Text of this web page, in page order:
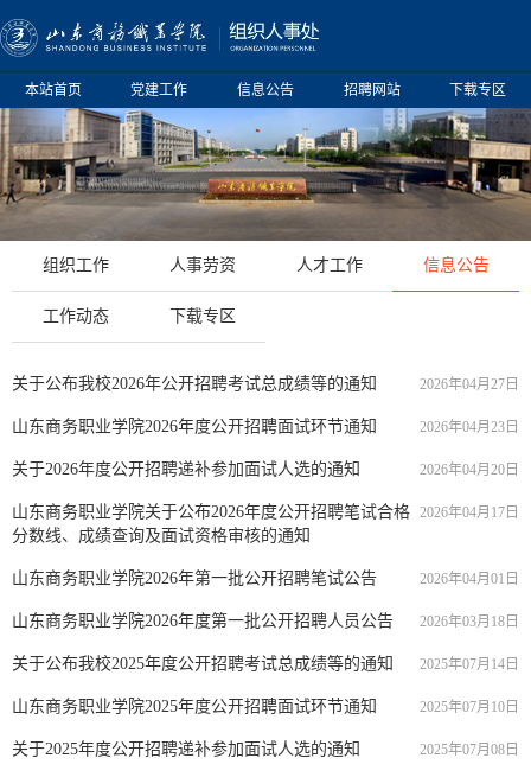
本站首页 党建工作 信息公告 招聘网站 下载专区
组织工作 人事劳资 人才工作 信息公告
工作动态 下载专区
关于公布我校2026年公开招聘考试总成绩等的通知 2026年04月27日
山东商务职业学院2026年度公开招聘面试环节通知 2026年04月23日
关于2026年度公开招聘递补参加面试人选的通知 2026年04月20日
山东商务职业学院关于公布2026年度公开招聘笔试合格
分数线、成绩查询及面试资格审核的通知
2026年04月17日
山东商务职业学院2026年第一批公开招聘笔试公告 2026年04月01日
山东商务职业学院2026年度第一批公开招聘人员公告 2026年03月18日
关于公布我校2025年度公开招聘考试总成绩等的通知 2025年07月14日
山东商务职业学院2025年度公开招聘面试环节通知 2025年07月10日
关于2025年度公开招聘递补参加面试人选的通知 2025年07月08日